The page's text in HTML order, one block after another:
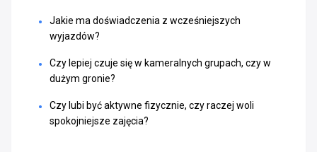
Jakie ma doświadczenia z wcześniejszych
wyjazdów?
Czy lepiej czuje się w kameralnych grupach, czy w
dużym gronie?
Czy lubi być aktywne fizycznie, czy raczej woli
spokojniejsze zajęcia?